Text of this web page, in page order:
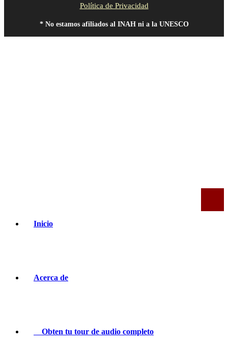
Política de Privacidad
* No estamos afiliados al INAH ni a la UNESCO
Inicio
Acerca de
Obten tu tour de audio completo